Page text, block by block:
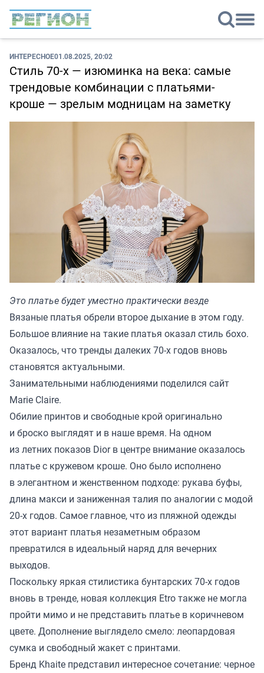
ИНТЕРЕСНОЕ01.08.2025, 20:02
Стиль 70-х — изюминка на века: самые
трендовые комбинации с платьями-
кроше — зрелым модницам на заметку
Это платье будет уместно практически везде
Вязаные платья обрели второе дыхание в этом году.
Большое влияние на такие платья оказал стиль бохо.
Оказалось, что тренды далеких 70-х годов вновь
становятся актуальными.
Занимательными наблюдениями поделился сайт
Marie Claire.
Обилие принтов и свободные крой оригинально
и броско выглядят и в наше время. На одном
из летних показов Dior в центре внимание оказалось
платье с кружевом кроше. Оно было исполнено
в элегантном и женственном подходе: рукава буфы,
длина макси и заниженная талия по аналогии с модой
20-х годов. Самое главное, что из пляжной одежды
этот вариант платья незаметным образом
превратился в идеальный наряд для вечерних
выходов.
Поскольку яркая стилистика бунтарских 70-х годов
вновь в тренде, новая коллекция Etro также не могла
пройти мимо и не представить платье в коричневом
цвете. Дополнение выглядело смело: леопардовая
сумка и свободный жакет с принтами.
Бренд Khaite представил интересное сочетание: черное